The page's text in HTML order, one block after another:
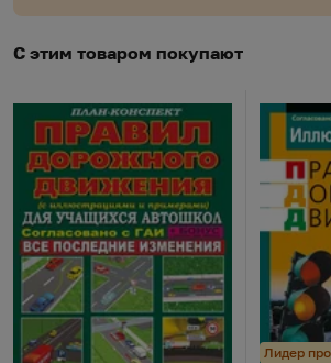
С этим товаром покупают
Лидер